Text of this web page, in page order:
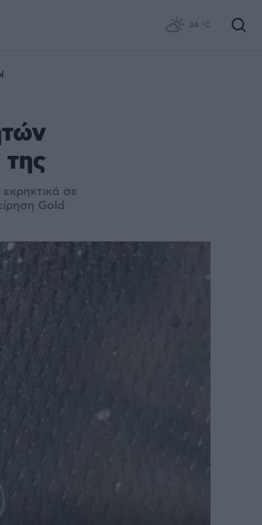
34 °C
της
σε
Gold